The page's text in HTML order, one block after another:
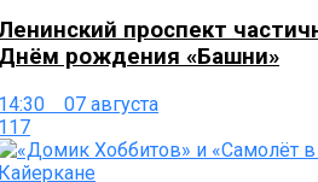
проспект
рождения «Башни»
07 августа